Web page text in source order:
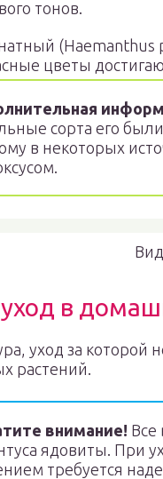
тонов.
цветы
сорта его
в некоторых
уход в
уход за которой
растений.
внимание! Все
ядовиты. При
требуется